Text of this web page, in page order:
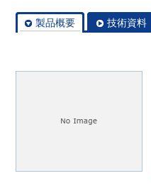
製品概要 技術資料